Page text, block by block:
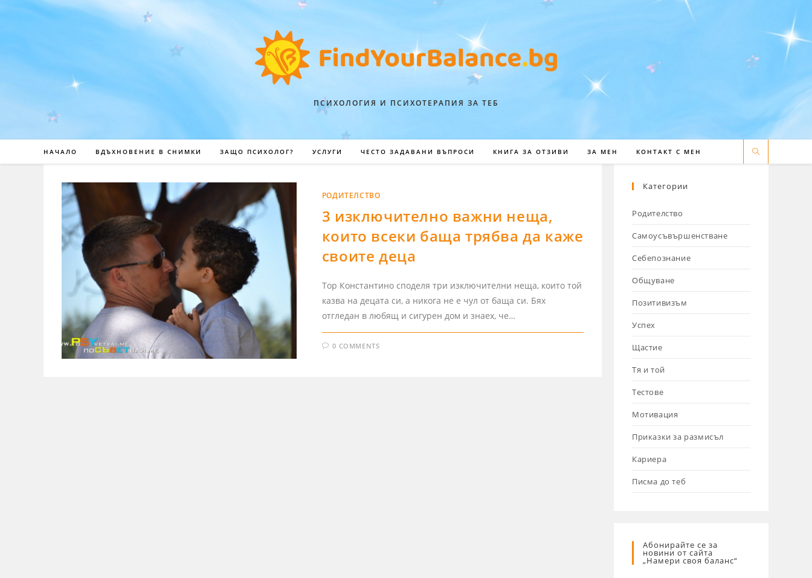
ПСИХОЛОГИЯ И ПСИХОТЕРАПИЯ ЗА ТЕБ
НАЧАЛО ВДЪХНОВЕНИЕ В СНИМКИ ЗАЩО ПСИХОЛОГ? УСЛУГИ ЧЕСТО ЗАДАВАНИ ВЪПРОСИ КНИГА ЗА ОТЗИВИ ЗА МЕН КОНТАКТ С МЕН
РОДИТЕЛСТВО
3 изключително важни неща,
които всеки баща трябва да каже
своите деца
Toр Константино споделя три изключителни неща, които той
казва на децата си, а никога не е чул от баща си. Бях
отгледан в любящ и сигурен дом и знаех, че…
0 COMMENTS
Категории
Родителство
Самоусъвършенстване
Себепознание
Общуване
Позитивизъм
Успех
Щастие
Тя и той
Тестове
Мотивация
Приказки за размисъл
Кариера
Писма до теб
Абонирайте се за
новини от сайта
„Намери своя баланс“